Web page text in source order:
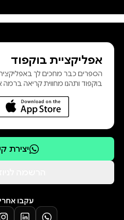
על אף שדיאנה לא
את החוק שלה, מערכת
היא הפתרון המושלם
עם האקס שלה. העניין
קצר היא לא יכולה
קורה בינה לבין שיין.
ויש סיכוי שהסיפור
אפליקציית בוקפוד
הספרים כבר מחכים לך
בוקפוד ותהנו מחווית קריאה
יצירת
עקבו